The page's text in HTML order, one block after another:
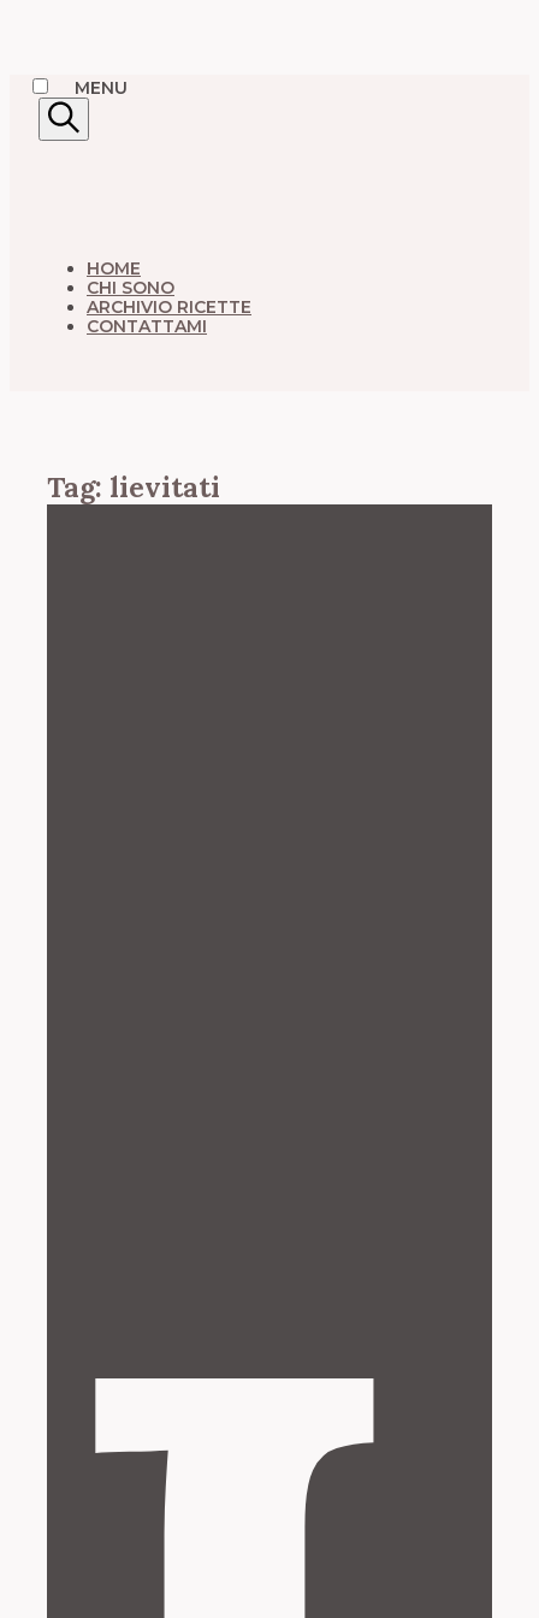
Skip
content
MENU
Search
HOME
CHI SONO
ARCHIVIO RICETTE
CONTATTAMI
Tag: lievitati